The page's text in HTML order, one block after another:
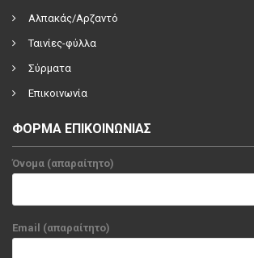
Αλπακάς/Αρζαντό
Ταινίες-φύλλα
Σύρματα
Επικοινωνία
ΦΟΡΜΑ ΕΠΙΚΟΙΝΩΝΙΑΣ
Όνομα (απαραίτητο)
Email (απαραίτητο)